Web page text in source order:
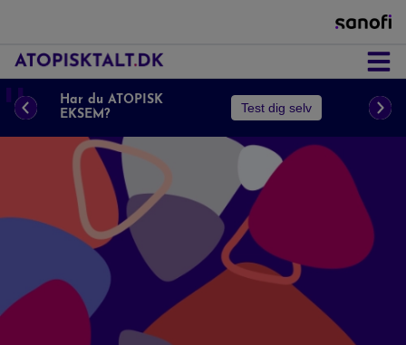
Astma
Næsepolypper
Atopisk Eksem
Prurigo Nodularis
❚❚
Har du ATOPISK
EKSEM?
Test dig selv